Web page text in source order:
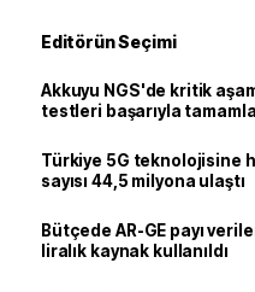
Editörün Seçimi
Akkuyu NGS'de kritik
testleri başarıyla
Türkiye 5G teknolojisine
sayısı 44,5 milyona ulaştı
Bütçede AR-GE payı
liralık kaynak kullanıldı